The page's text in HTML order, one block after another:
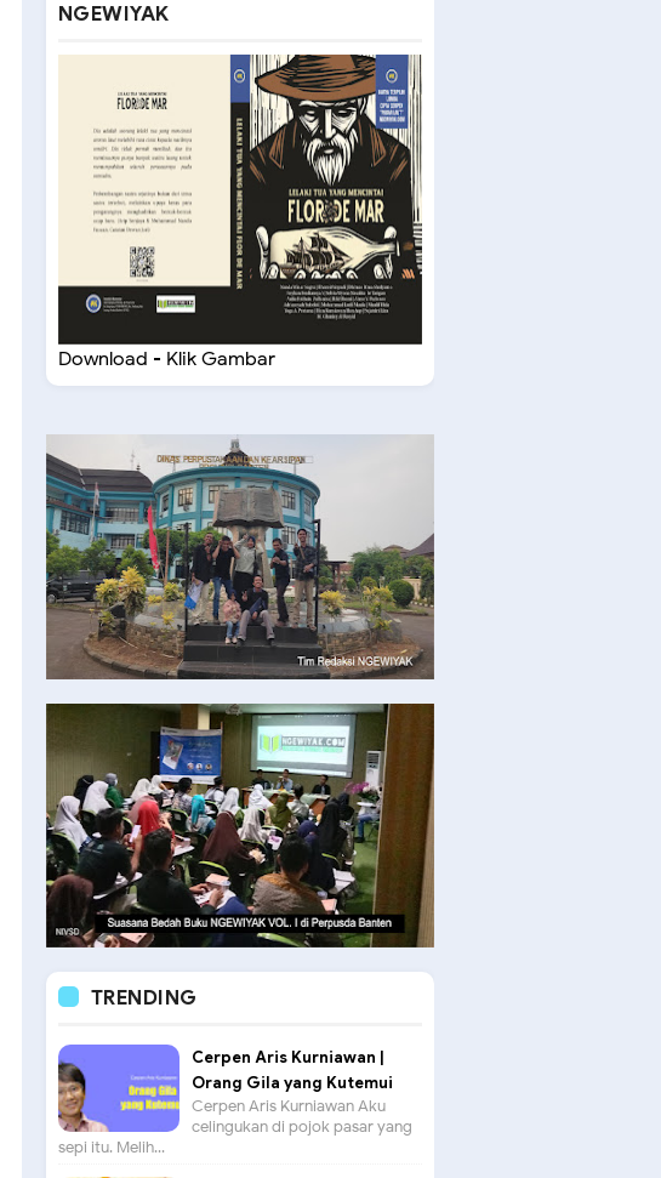
NGEWIYAK
Download - Klik Gambar
TRENDING
Cerpen Aris Kurniawan |
Orang Gila yang Kutemui
Cerpen Aris Kurniawan Aku
celingukan di pojok pasar yang
sepi itu. Melih...